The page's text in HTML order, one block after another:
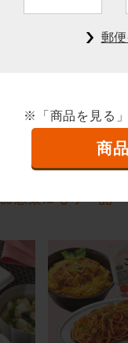
郵
※「商品を見る
商
惣菜にもう一品
オペレーター